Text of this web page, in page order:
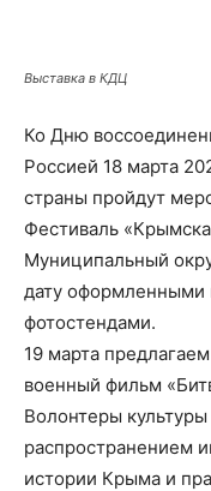
Выставка в КДЦ
Ко Дню
Россией 18 марта
страны пройдут
Фестиваль
Муниципальный
дату
фотостендами.
19 марта
военный фильм
Волонтеры
распространением
истории Крыма и